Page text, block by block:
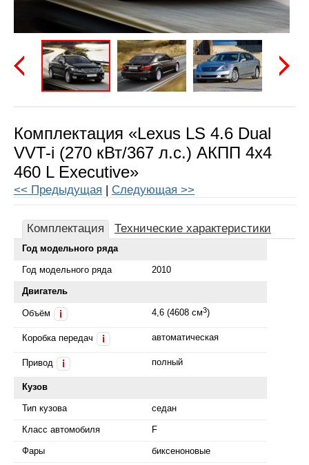
Комплектация «Lexus LS 4.6 Dual
VVT-i (270 кВт/367 л.с.) АКПП 4x4
460 L Executive»
<< Предыдущая Следующая >>
Комплектация Технические характеристики
Год модельного ряда
Год модельного ряда 2010
Двигатель
Объём 4,6 (4608 см3)
Коробка передач автоматическая
Привод полный
Кузов
Тип кузова седан
Класс автомобиля F
Фары биксеноновые